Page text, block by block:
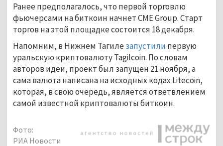
Ранее предполагалось, что первой торговлю
фьючерсами на биткоин начнет CME Group. Старт
торгов на этой площадке состоится 18 декабря.
Напомним, в Нижнем Тагиле запустили первую
уральскую криптовалюту Tagilcoin. По словам
авторов идеи, проект был запущен 21 ноября, а
сама валюта написана на исходных кодах Litecoin,
которая, в свою очередь, является ответвлением
самой известной криптовалюты биткоин.
Фото:
РИА Новости